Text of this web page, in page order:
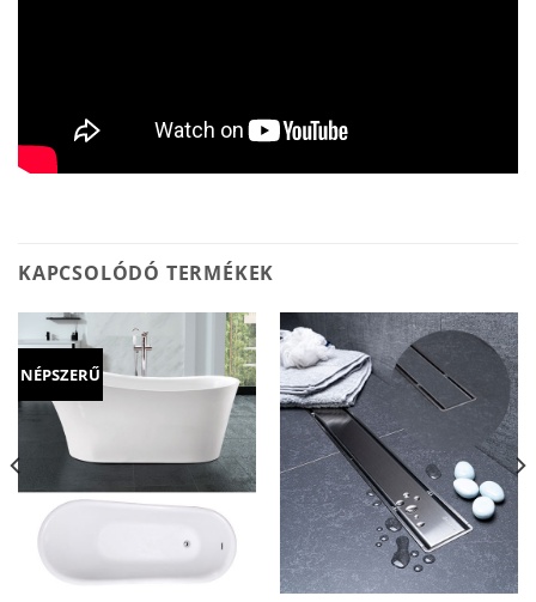
KAPCSOLÓDÓ TERMÉKEK
NÉPSZERŰ